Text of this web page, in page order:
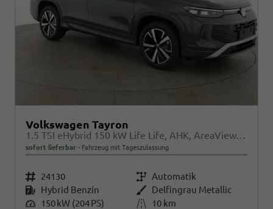
Volkswagen Tayron
1.5 TSI eHybrid 150 kW Life Life, AHK, AreaView, Side, Navi, Winter, 5-J. Garantie
sofort lieferbar Fahrzeug mit Tageszulassung
Fahrzeugnr. 24130 Getriebe Automatik
Kraftstoff Hybrid Benzin Außenfarbe Delfingrau Metallic
Leistung 150 kW (204 PS) Kilometerstand
10 km